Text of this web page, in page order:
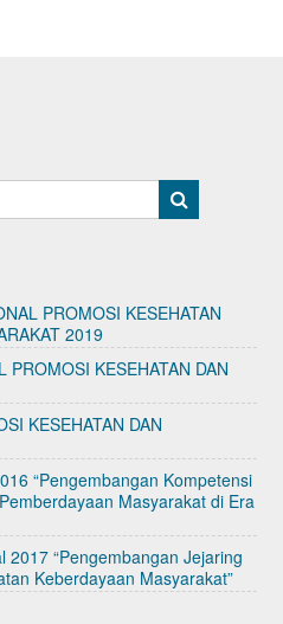
PROMOSI KESEHATAN
2019
PROMOSI KESEHATAN DAN
KESEHATAN DAN
“Pengembangan Kompetensi
Masyarakat di Era
2017 “Pengembangan Jejaring
Keberdayaan Masyarakat”